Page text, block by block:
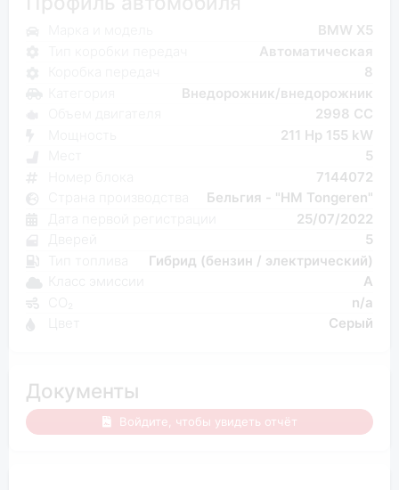
BMW X5
Автоматическая
8
Внедорожник/внедорожник
2998 CC
211 Hp 155 kW
5
7144072
Бельгия - "HM Tongeren"
25/07/2022
5
Гибрид (бензин / электрический)
A
n/a
Серый
Документы
Войдите, чтобы увидеть отчёт